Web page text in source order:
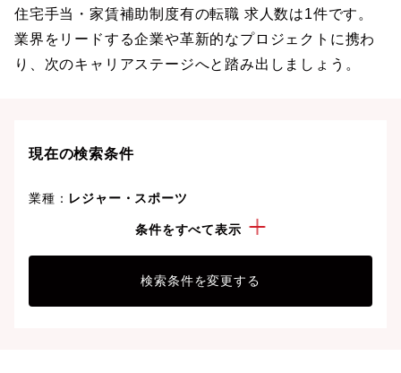
住宅手当・家賃補助制度有の転職 求人数は1件です。
業界をリードする企業や革新的なプロジェクトに携わ
り、次のキャリアステージへと踏み出しましょう。
現在の検索条件
業種： レジャー・スポーツ
社宅・住宅手当有
条件をすべて表示
検索条件を変更する